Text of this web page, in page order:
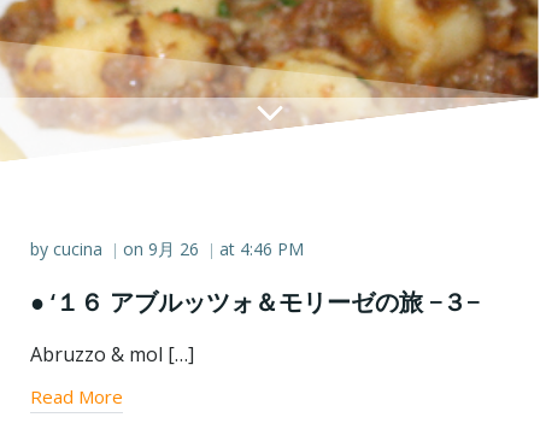
by cucina | on 9月 26 | at 4:46 PM
● ‘１６ アブルッツォ＆モリーゼの旅 −３−
Abruzzo & mol […]
Read More